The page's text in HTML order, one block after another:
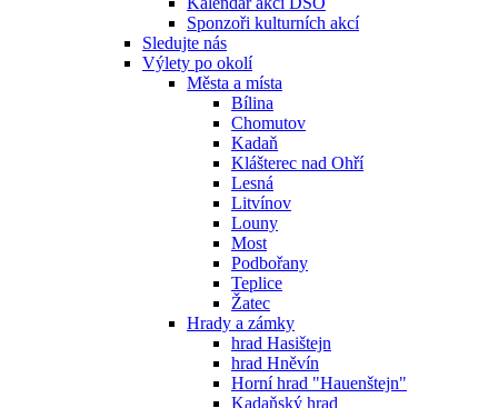
Sponzoři kulturních akcí
Sledujte nás
Výlety po okolí
Města a místa
Bílina
Chomutov
Kadaň
Klášterec nad Ohří
Lesná
Litvínov
Louny
Most
Podbořany
Teplice
Žatec
Hrady a zámky
hrad Hasištejn
hrad Hněvín
Horní hrad "Hauenštejn"
Kadaňský hrad